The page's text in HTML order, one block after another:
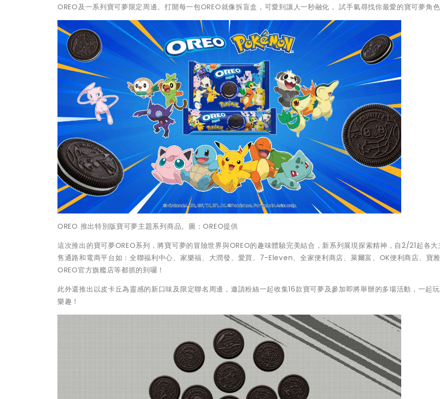
OREO及一系列寶可夢限定周邊。打開每一包OREO就像拆盲盒，可愛到讓人一秒融化， 試手氣尋找你最愛的寶可夢角
OREO 推出特別版寶可夢主題系列商品。圖：OREO提供
這次推出的寶可夢OREO系列，將寶可夢的冒險世界與OREO的趣味體驗完美結合，新系列展現探索精神，自2/21起各
售通路和電商平台如：全聯福利中心、家樂福、大潤發、愛買、7-Eleven、全家便利商店、萊爾富、OK便利商店、寶
OREO官方旗艦店等都抓的到囉！
此外還推出以皮卡丘為靈感的新口味及限定聯名周邊，邀請粉絲一起收集16款寶可夢及參加即將舉辦的多場活動，一起
樂趣！